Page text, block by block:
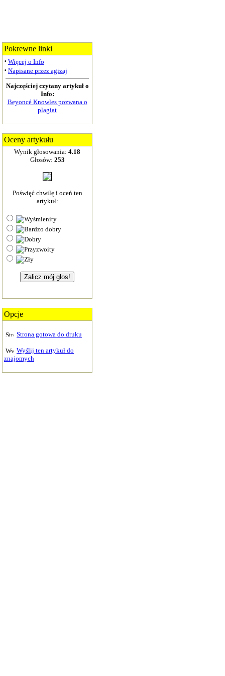
Pokrewne linki
· Więcej o Info
· Napisane przez agizaj
Najczęściej czytany artykuł o
Info:
Beyoncé Knowles pozwana o
plagiat
Oceny artykułu
Wynik głosowania: 4.18
Głosów: 253
Poświęć chwilę i oceń ten
artykuł:
Opcje
Strona gotowa do druku
Wyślij ten artykuł do
znajomych